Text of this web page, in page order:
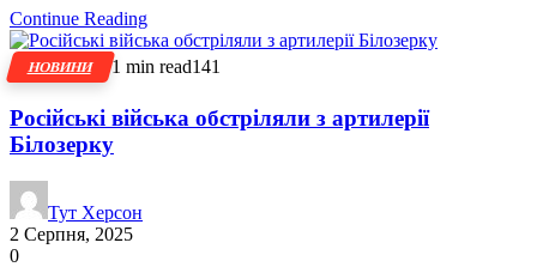
Continue Reading
НОВИНИ 1 min read141
Російські війська обстріляли з артилерії
Білозерку
Тут Херсон
2 Серпня, 2025
0